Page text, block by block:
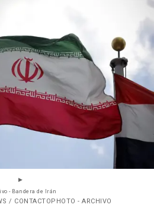
- Bandera de Irán
/ CONTACTOPHOTO - ARCHIVO